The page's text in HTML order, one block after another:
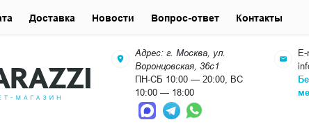
Адрес: г. Москва, ул.
Воронцовская, 36с1
ПН-СБ 10:00 — 20:00, ВС
10:00 — 18:00
Доставка Новости Вопрос-ответ Контакты